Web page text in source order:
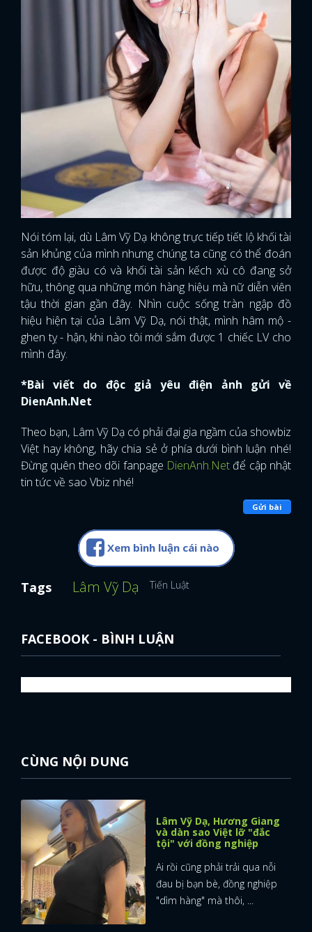
FACEBOOK GOOGLE
Nói tóm lại, dù Lâm Vỹ Dạ không trực tiếp tiết lộ khối tài
sản khủng của mình nhưng chúng ta cũng có thể đoán
được độ giàu có và khối tài sản kếch xù cô đang sở
hữu, thông qua những món hàng hiệu mà nữ diễn viên
tậu thời gian gần đây. Nhìn cuộc sống tràn ngập đồ
hiệu hiện tại của Lâm Vỹ Dạ, nói thật, mình hâm mộ -
ghen tỵ - hận, khi nào tôi mới sắm được 1 chiếc LV cho
mình đây.
*Bài viết do độc giả yêu điện ảnh gửi về
DienAnh.Net
Theo bạn, Lâm Vỹ Dạ có phải đại gia ngầm của showbiz
Việt hay không, hãy chia sẻ ở phía dưới bình luận nhé!
Đừng quên theo dõi fanpage DienAnh.Net để cập nhật
tin tức về sao Vbiz nhé!
Gửi bài
Xem bình luận cái nào
Tags Lâm Vỹ Dạ Tiến Luật
FACEBOOK - BÌNH LUẬN
CÙNG NỘI DUNG
Lâm Vỹ Dạ, Hương Giang
và dàn sao Việt lỡ "đắc
tội" với đồng nghiệp
Ai rồi cũng phải trải qua nỗi
đau bị bạn bè, đồng nghiệp
"dìm hàng" mà thôi, ...